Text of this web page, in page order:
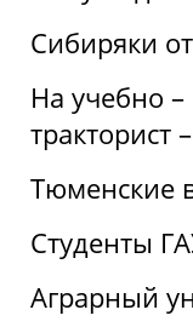
Сибиряки
На учебно
тракторист
Тюменские
Студенты
Аграрный